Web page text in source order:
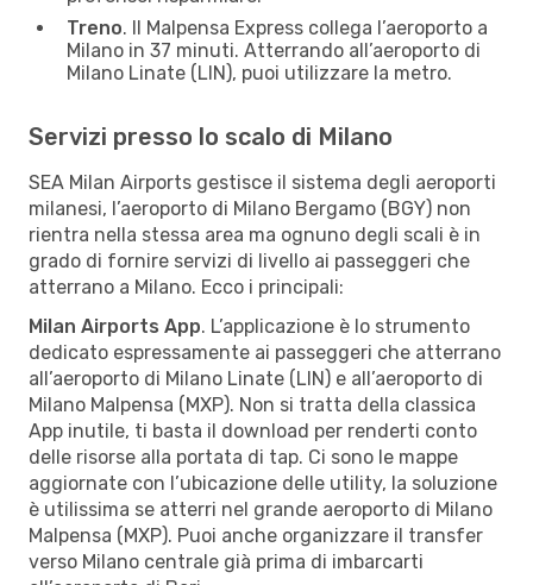
Treno. Il Malpensa Express collega l’aeroporto a
Milano in 37 minuti. Atterrando all’aeroporto di
Milano Linate (LIN), puoi utilizzare la metro.
Servizi presso lo scalo di Milano
SEA Milan Airports gestisce il sistema degli aeroporti
milanesi, l’aeroporto di Milano Bergamo (BGY) non
rientra nella stessa area ma ognuno degli scali è in
grado di fornire servizi di livello ai passeggeri che
atterrano a Milano. Ecco i principali:
Milan Airports App. L’applicazione è lo strumento
dedicato espressamente ai passeggeri che atterrano
all’aeroporto di Milano Linate (LIN) e all’aeroporto di
Milano Malpensa (MXP). Non si tratta della classica
App inutile, ti basta il download per renderti conto
delle risorse alla portata di tap. Ci sono le mappe
aggiornate con l’ubicazione delle utility, la soluzione
è utilissima se atterri nel grande aeroporto di Milano
Malpensa (MXP). Puoi anche organizzare il transfer
verso Milano centrale già prima di imbarcarti